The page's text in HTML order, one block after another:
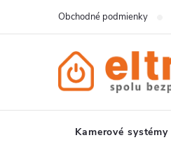
Obchodné podmienky
Kamerové systémy